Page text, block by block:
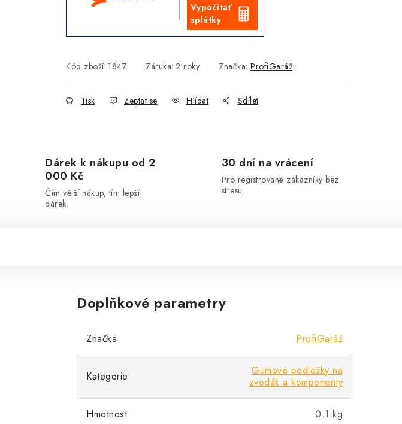
Vypočítať
splátky
Kód zboží: 1847 Záruka: 2 roky Značka: ProfiGaráž
Tisk Zeptat se Hlídat Sdílet
Dárek k nákupu od 2
000 Kč
Čím větší nákup, tím lepší
dárek.
30 dní na vrácení
Pro registrované zákazníky bez
stresu.
Doplňkové parametry
Značka ProfiGaráž
Kategorie
Gumové podložky na
zvedák a komponenty
Hmotnost 0.1 kg